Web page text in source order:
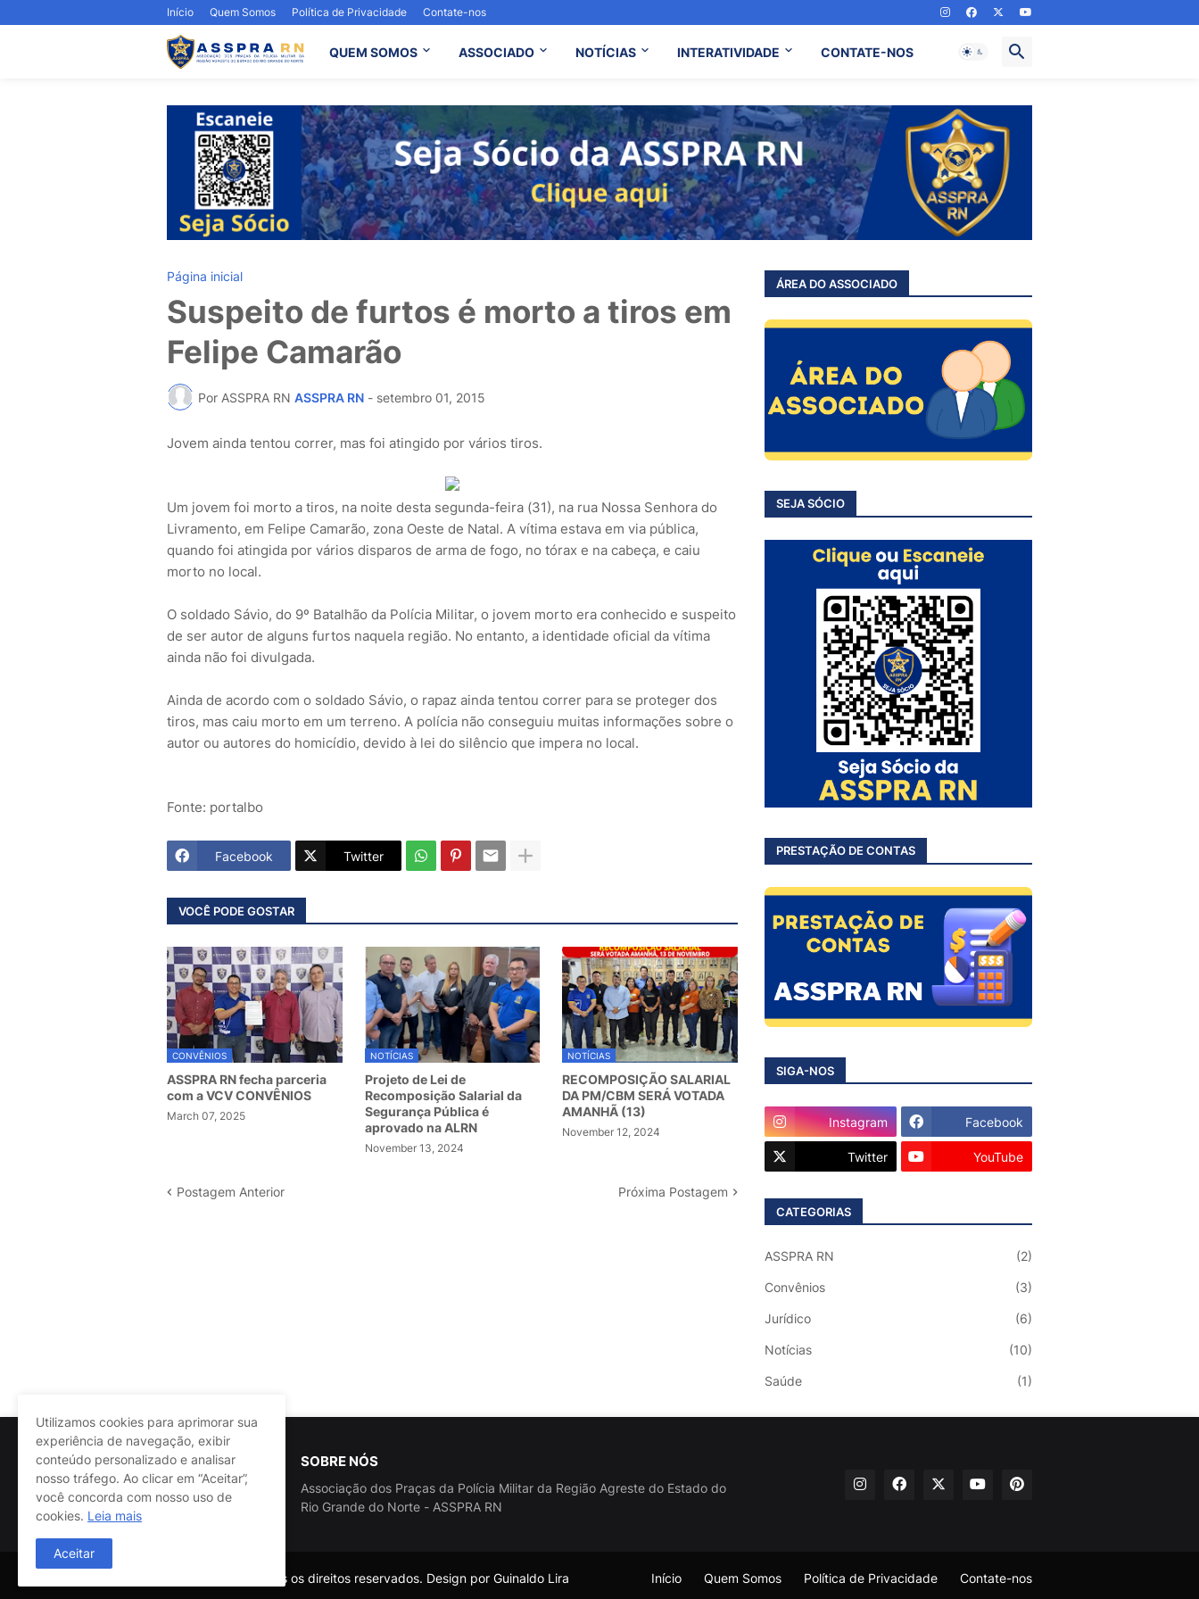
Início Quem Somos Política de Privacidade Contate-nos
QUEM SOMOS ASSOCIADO NOTÍCIAS INTERATIVIDADE CONTATE-NOS
Página inicial
Suspeito de furtos é morto a tiros em
Felipe Camarão
Por ASSPRA RN ASSPRA RN - setembro 01, 2015
Jovem ainda tentou correr, mas foi atingido por vários tiros.
Um jovem foi morto a tiros, na noite desta segunda-feira (31), na rua Nossa Senhora do
Livramento, em Felipe Camarão, zona Oeste de Natal. A vítima estava em via pública,
quando foi atingida por vários disparos de arma de fogo, no tórax e na cabeça, e caiu
morto no local.
O soldado Sávio, do 9º Batalhão da Polícia Militar, o jovem morto era conhecido e suspeito
de ser autor de alguns furtos naquela região. No entanto, a identidade oficial da vítima
ainda não foi divulgada.
Ainda de acordo com o soldado Sávio, o rapaz ainda tentou correr para se proteger dos
tiros, mas caiu morto em um terreno. A polícia não conseguiu muitas informações sobre o
autor ou autores do homicídio, devido à lei do silêncio que impera no local.
Fonte: portalbo
Facebook Twitter
VOCÊ PODE GOSTAR
CONVÊNIOS
ASSPRA RN fecha parceria
com a VCV CONVÊNIOS
March 07, 2025
NOTÍCIAS
Projeto de Lei de
Recomposição Salarial da
Segurança Pública é
aprovado na ALRN
November 13, 2024
NOTÍCIAS
RECOMPOSIÇÃO SALARIAL
DA PM/CBM SERÁ VOTADA
AMANHÃ (13)
November 12, 2024
Postagem Anterior Próxima Postagem
ÁREA DO ASSOCIADO
SEJA SÓCIO
PRESTAÇÃO DE CONTAS
SIGA-NOS
Instagram Facebook
Twitter YouTube
CATEGORIAS
ASSPRA RN (2)
Convênios (3)
Jurídico (6)
Notícias (10)
Saúde (1)
SOBRE NÓS
Associação dos Praças da Polícia Militar da Região Agreste do Estado do
Rio Grande do Norte - ASSPRA RN
@ASSPRA RN Todos os direitos reservados. Design por Guinaldo Lira Início Quem Somos Política de Privacidade Contate-nos
Utilizamos cookies para aprimorar sua
experiência de navegação, exibir
conteúdo personalizado e analisar
nosso tráfego. Ao clicar em “Aceitar”,
você concorda com nosso uso de
cookies. Leia mais
Aceitar